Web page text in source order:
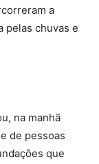
a
pelas chuvas e
na manhã
de pessoas
que